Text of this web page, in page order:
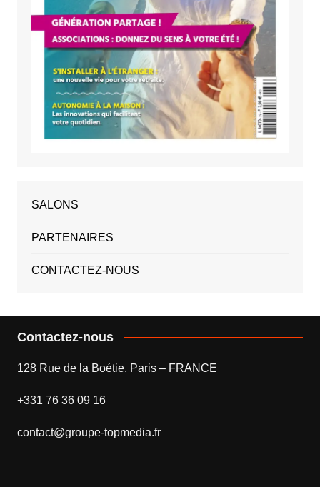
SALONS
PARTENAIRES
CONTACTEZ-NOUS
Contactez-nous
128 Rue de la Boétie, Paris – FRANCE
+331 76 36 09 16
contact@groupe-topmedia.fr